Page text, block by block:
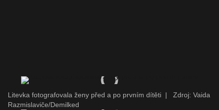
Litevka fotografovala ženy před a po prvním dítěti |
Zdroj: Vaida
Razmislaviče/Demilked